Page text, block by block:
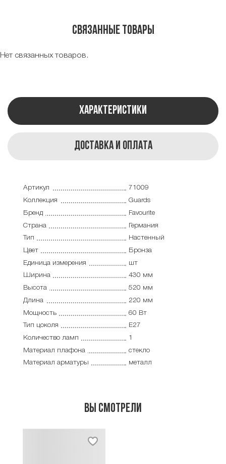
Связанные товары
Нет связанных товаров.
Характеристики
Доставка и оплата
Артикул
71009
Коллекция
Guards
Бренд
Favourite
Страна
Германия
Тип
Настенный
Цвет
Бронза
Единица измерения
шт
Ширина
430 мм
Высота
520 мм
Длина
220 мм
Мощность
60 Вт
Тип цоколя
E27
Количество ламп
1
Материал плафона
стекло
Материал арматуры
металл
Вы смотрели